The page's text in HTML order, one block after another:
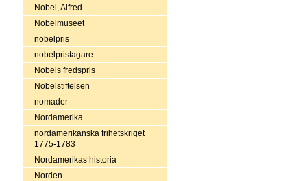
Nobel, Alfred
Nobelmuseet
nobelpris
nobelpristagare
Nobels fredspris
Nobelstiftelsen
nomader
Nordamerika
nordamerikanska frihetskriget
1775-1783
Nordamerikas historia
Norden